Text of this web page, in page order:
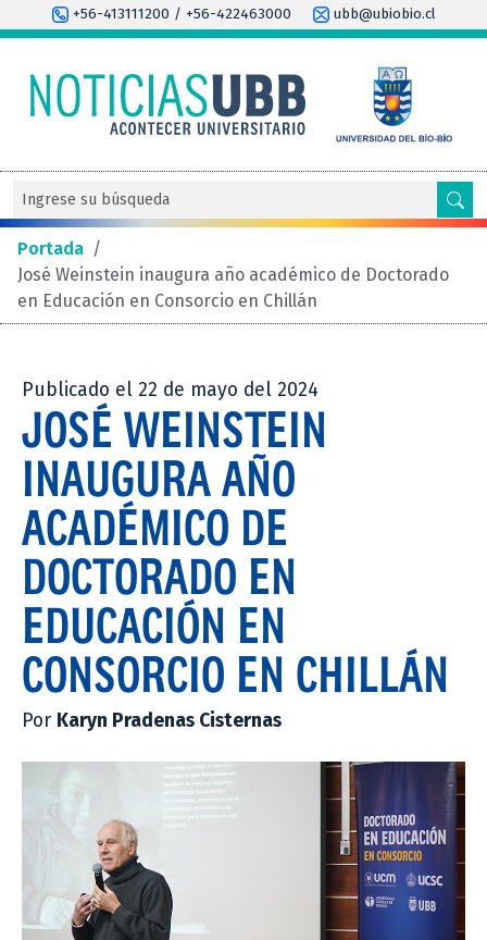
+56-413111200 / +56-422463000 ubb@ubiobio.cl
Portada /
José Weinstein inaugura año académico de Doctorado
en Educación en Consorcio en Chillán
Publicado el 22 de mayo del 2024
JOSÉ WEINSTEIN
INAUGURA AÑO
ACADÉMICO DE
DOCTORADO EN
EDUCACIÓN EN
CONSORCIO EN CHILLÁN
Por Karyn Pradenas Cisternas